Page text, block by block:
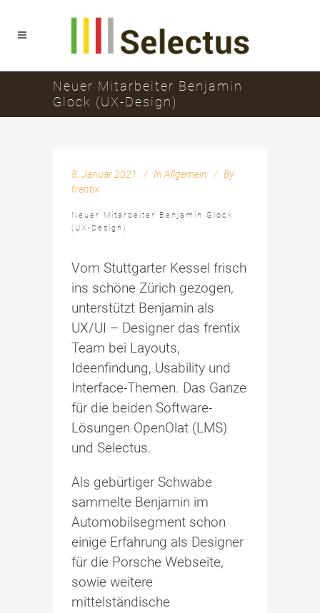
Neuer Mitarbeiter Benjamin
Glock (UX-Design)
8. Januar 2021 In Allgemein
By
frentix
Neuer Mitarbeiter Benjamin Glock
(UX-Design)
Vom Stuttgarter Kessel frisch
ins schöne Zürich gezogen,
unterstützt Benjamin als
UX/UI – Designer das frentix
Team bei Layouts,
Ideenfindung, Usability und
Interface-Themen. Das Ganze
für die beiden Software-
Lösungen OpenOlat (LMS)
und Selectus.
Als gebürtiger Schwabe
sammelte Benjamin im
Automobilsegment schon
einige Erfahrung als Designer
für die Porsche Webseite,
sowie weitere
mittelständische